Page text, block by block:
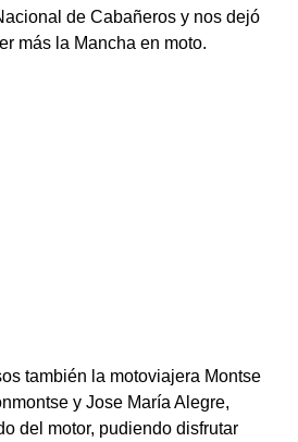
de Cabañeros y nos dejó
más la Mancha en moto.
también la motoviajera Montse
y Jose María Alegre,
del motor, pudiendo disfrutar